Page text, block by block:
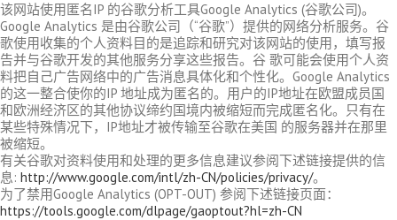
该网站使用匿名IP 的谷歌分析工具Google Analytics (谷歌公司)。
Google Analytics 是由谷歌公司（“谷歌”）提供的网络分析服务。谷
歌使用收集的个人资料目的是追踪和研究对该网站的使用，填写报
告并与谷歌开发的其他服务分享这些报告。谷 歌可能会使用个人资
料把自己广告网络中的广告消息具体化和个性化。Google Analytics
的这一整合使你的IP 地址成为匿名的。用户的IP地址在欧盟成员国
和欧洲经济区的其他协议缔约国境内被缩短而完成匿名化。只有在
某些特殊情况下，IP地址才被传输至谷歌在美国 的服务器并在那里
被缩短。
有关谷歌对资料使用和处理的更多信息建议参阅下述链接提供的信
息: http://www.google.com/intl/zh-CN/policies/privacy/。
为了禁用Google Analytics (OPT-OUT) 参阅下述链接页面：
https://tools.google.com/dlpage/gaoptout?hl=zh-CN